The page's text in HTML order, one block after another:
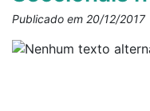
Publicado em 20/12/2017